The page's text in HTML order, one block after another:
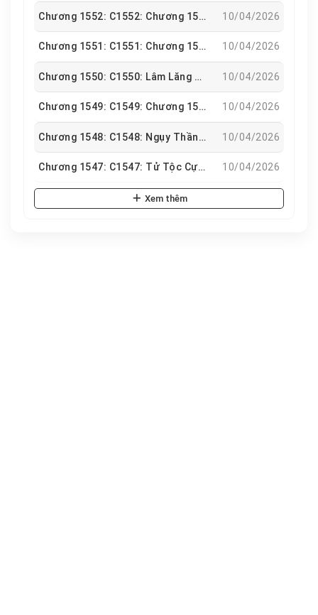
Chương 1552: C1552: Chương 1552 10/04/2026
Chương 1551: C1551: Chương 1551 10/04/2026
Chương 1550: C1550: Lâm Lăng Dẫn Động 10/04/2026
Chương 1549: C1549: Chương 1549 10/04/2026
Chương 1548: C1548: Ngụy Thần Tộc 10/04/2026
Chương 1547: C1547: Tử Tộc Cực Kỳ Khiếp Sợ 10/04/2026
Xem thêm